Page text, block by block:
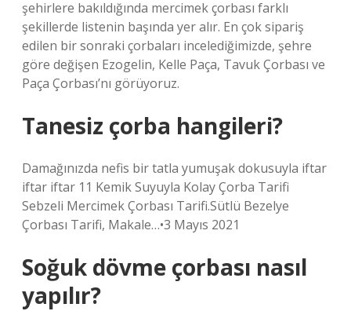
şehirlere bakıldığında mercimek çorbası farklı
şekillerde listenin başında yer alır. En çok sipariş
edilen bir sonraki çorbaları incelediğimizde, şehre
göre değişen Ezogelin, Kelle Paça, Tavuk Çorbası ve
Paça Çorbası’nı görüyoruz.
Tanesiz çorba hangileri?
Damağınızda nefis bir tatla yumuşak dokusuyla iftar
iftar iftar 11 Kemik Suyuyla Kolay Çorba Tarifi
Sebzeli Mercimek Çorbası Tarifi.Sütlü Bezelye
Çorbası Tarifi, Makale…•3 Mayıs 2021
Soğuk dövme çorbası nasıl
yapılır?